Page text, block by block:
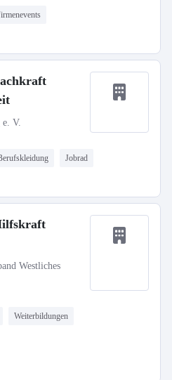
e. V.
Jobrad
Westliches
Weiterbildungen